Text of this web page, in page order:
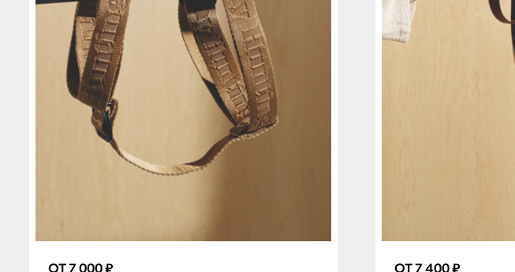
ОТ 7 000 ₽
ОТ 7 400 ₽